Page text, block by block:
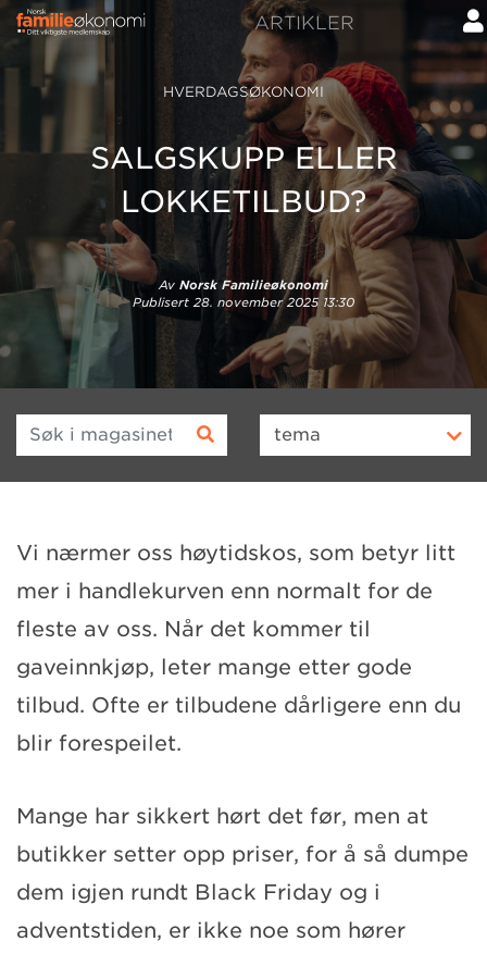
ARTIKLER
HVERDAGSØKONOMI
SALGSKUPP ELLER
LOKKETILBUD?
Av Norsk Familieøkonomi
Publisert 28. november 2025 13:30
Søk i magasinet tema
Vi nærmer oss høytidskos, som betyr litt
mer i handlekurven enn normalt for de
fleste av oss. Når det kommer til
gaveinnkjøp, leter mange etter gode
tilbud. Ofte er tilbudene dårligere enn du
blir forespeilet.
Mange har sikkert hørt det før, men at
butikker setter opp priser, for å så dumpe
dem igjen rundt Black Friday og i
adventstiden, er ikke noe som hører